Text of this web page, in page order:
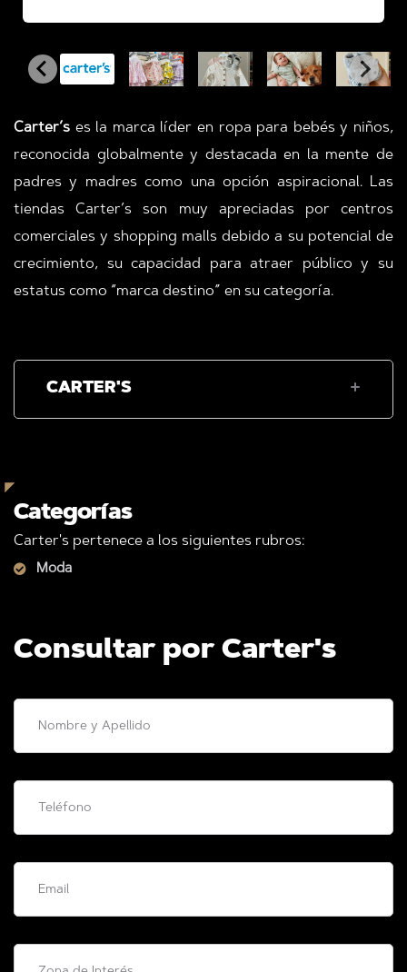
Carter’s es la marca líder en ropa para bebés y niños,
reconocida globalmente y destacada en la mente de
padres y madres como una opción aspiracional. Las
tiendas Carter’s son muy apreciadas por centros
comerciales y shopping malls debido a su potencial de
crecimiento, su capacidad para atraer público y su
estatus como “marca destino” en su categoría.
CARTER'S
Categorías
Carter's pertenece a los siguientes rubros:
Moda
Consultar por Carter's